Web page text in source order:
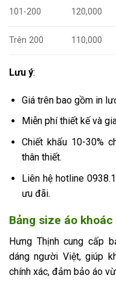
101-200 120,000
Trên 200 110,000
Lưu ý:
Giá trên bao gồm in
Miễn phí thiết kế và
Chiết khấu 10-30%
thân thiết.
Liên hệ hotline
ưu đãi.
Bảng size áo
Hưng Thịnh cung cấp
dáng người Việt, giúp
chính xác, đảm bảo áo